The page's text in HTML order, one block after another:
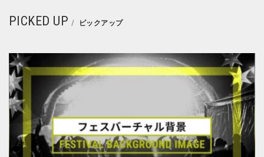
PICKED UP ピックアップ